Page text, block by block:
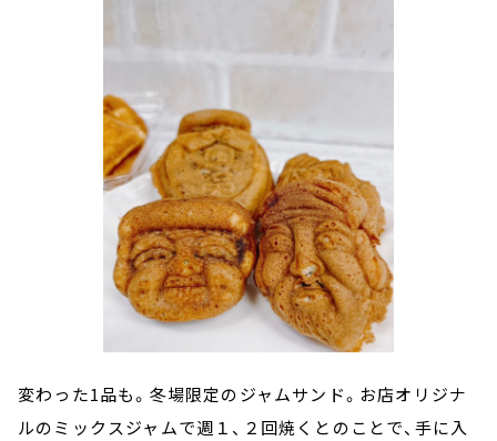
変わった1品も。冬場限定のジャムサンド。お店オリジナ
ルのミックスジャムで週１、２回焼くとのことで、手に入